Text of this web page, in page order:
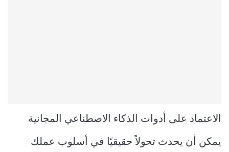
الاعتماد على أدوات الذكاء الاصطناعي المجانية
يمكن أن يحدث تحولاً حقيقيًا في أسلوب عملك